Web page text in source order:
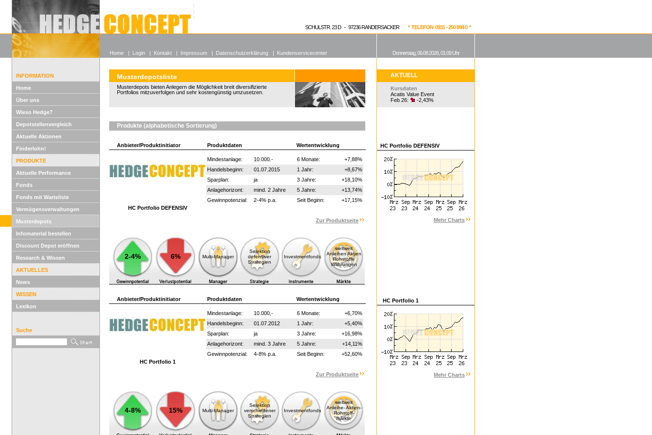
Alle offenen Fonds
Wieso Hedgefonds?
SCHULSTR. 23 D - 97236 RANDERSACKER * TELEFON 0931 - 250 994 0 *
INFORMATION
Home
Über uns
Wieso Hedge?
Depotstellenvergleich
Aktuelle Aktionen
Finderlohn!
PRODUKTE
Aktuelle Performance
Fonds
Fonds mit Warteliste
Vermögensverwaltungen
Musterdepots
Infomaterial bestellen
Discount Depot eröffnen
Research & Wissen
AKTUELLES
News
WISSEN
Lexikon
Suche
Musterdepotsliste
Musterdepots bieten Anlegern die Möglichkeit breit diversifizierte
Portfolios mitzuverfolgen und sehr kostengünstig umzusetzen.
Produkte (alphabetische Sortierung)
Anbieter/Produktinitiator Produktdaten Wertentwicklung
HC Portfolio DEFENSIV
Mindestanlage: 10.000.- 6 Monate:
+7,88%
Handelsbeginn:
01.07.2015 1 Jahr:
+8,67%
Sparplan:
ja 3 Jahre:
+18,10%
Anlagehorizont:
mind. 2 Jahre 5 Jahre:
+13,74%
Gewinnpotenzial:
2-4% p.a. Seit Beginn: +17,15%
Zur Produktseite
2-4% 6% Multi-Manager
Selektion
defensiver
Strategien
Investmentfonds
weltweit
Anleihen Aktien
Rohstoffe
Währungen
Anbieter/Produktinitiator Produktdaten Wertentwicklung
HC Portfolio 1
Mindestanlage: 10.000,- 6 Monate:
+6,70%
Handelsbeginn:
01.07.2012 1 Jahr:
+5,40%
Sparplan:
ja 3 Jahre:
+16,98%
Anlagehorizont:
mind. 3 Jahre 5 Jahre:
+14,11%
Gewinnpotenzial:
4-8% p.a. Seit Beginn: +52,60%
Zur Produktseite
4-8% 15% Multi-Manager
Selektion
verschiedener
Strategien
Investmentfonds
weltweit
Anleihe- Aktien-
Rohstoff-
märkte
AKTUELL
Kursdaten
Acatis Value Event
Feb 26:
-2,43%
HC Portfolio DEFENSIV
Mehr Charts
HC Portfolio 1
Mehr Charts
Home | Login | Kontakt | Impressum | Datenschutzerklärung | Kundenservicecenter Donnerstag, 06.08.2026, 01:09 Uhr